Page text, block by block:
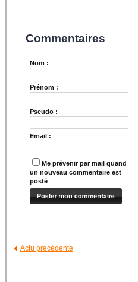
Commentaires
Nom :
Prénom :
Pseudo :
Email :
Me prévenir par mail quand
un nouveau commentaire est
posté
Actu précédente